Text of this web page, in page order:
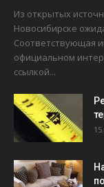
Из открытых
Новосибирске
Соответствующая
официальном
ссылкой...